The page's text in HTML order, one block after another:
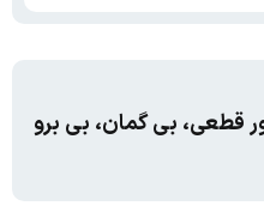
قطعی، بی گمان، بی برو